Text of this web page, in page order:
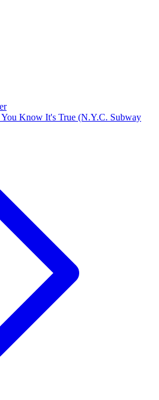
Know It's True (N.Y.C. Subway